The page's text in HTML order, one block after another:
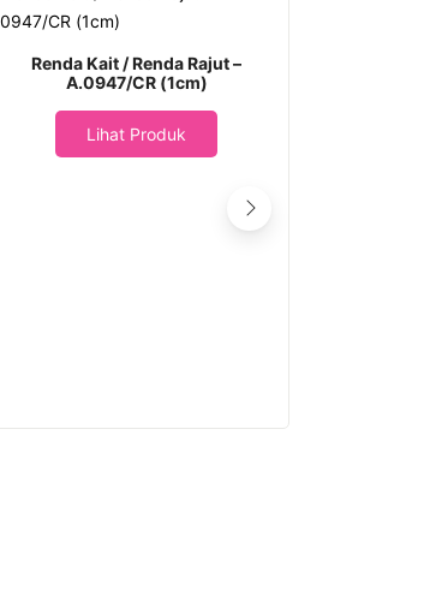
Renda Kait / Renda Rajut –
A.0947/CR (1cm)
Lihat Produk